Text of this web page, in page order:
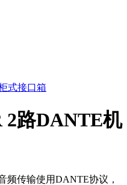
2路DANTE机
频传输使用DANTE协议，